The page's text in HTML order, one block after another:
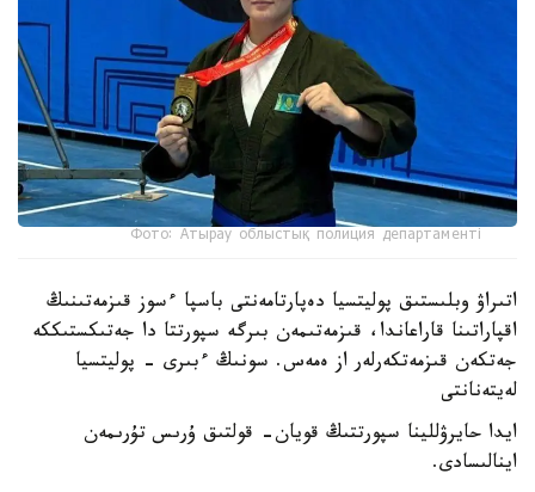
Фото: Атырау облыстық полиция департаменті
اتىراۋ وبلىستىق پوليتسيا دەپارتامەنتى باسپا ءسوز قىزمەتىنىڭ
اقپاراتىنا قاراعاندا، قىزمەتىمەن بىرگە سپورتتا دا جەتىكستىككە
جەتكەن قىزمەتكەرلەر از ەمەس. سونىڭ ءبىرى - پوليتسيا
لەيتەنانتى
ايدا حايرۋللينا سپورتتىڭ قويان- قولتىق ۇرىس تۇرىمەن
اينالىسادى.